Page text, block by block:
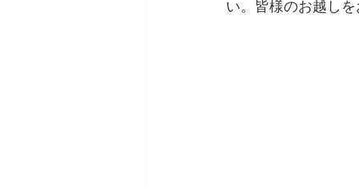
い。皆様のお越し